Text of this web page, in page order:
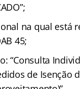
na qual está
45;
“Consulta
de Isenção